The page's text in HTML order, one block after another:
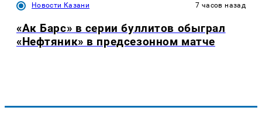
Новости Казани 7 часов назад
«Ак Барс» в серии буллитов обыграл
«Нефтяник» в предсезонном матче